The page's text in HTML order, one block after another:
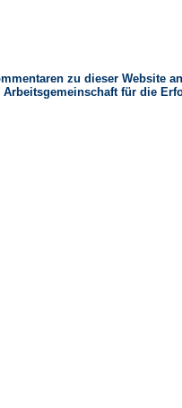
zu dieser Website
für die